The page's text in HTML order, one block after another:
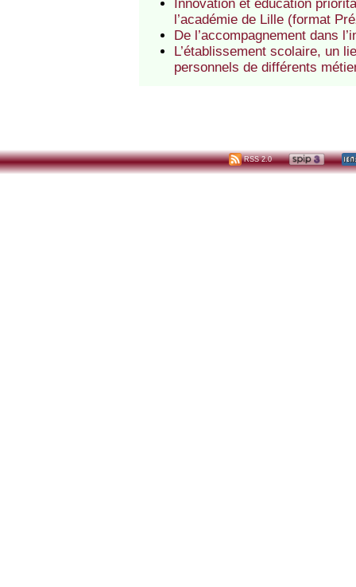
Innovation et éducation
l’académie de Lille (format
De l’accompagnement dans
L’établissement scolaire, un
personnels de différents
RSS 2.0